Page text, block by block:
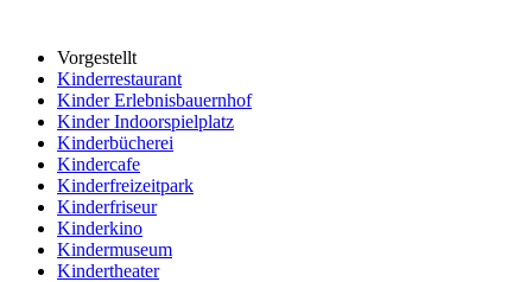
Vorgestellt
Kinderrestaurant
Kinder Erlebnisbauernhof
Kinder Indoorspielplatz
Kinderbücherei
Kindercafe
Kinderfreizeitpark
Kinderfriseur
Kinderkino
Kindermuseum
Kindertheater